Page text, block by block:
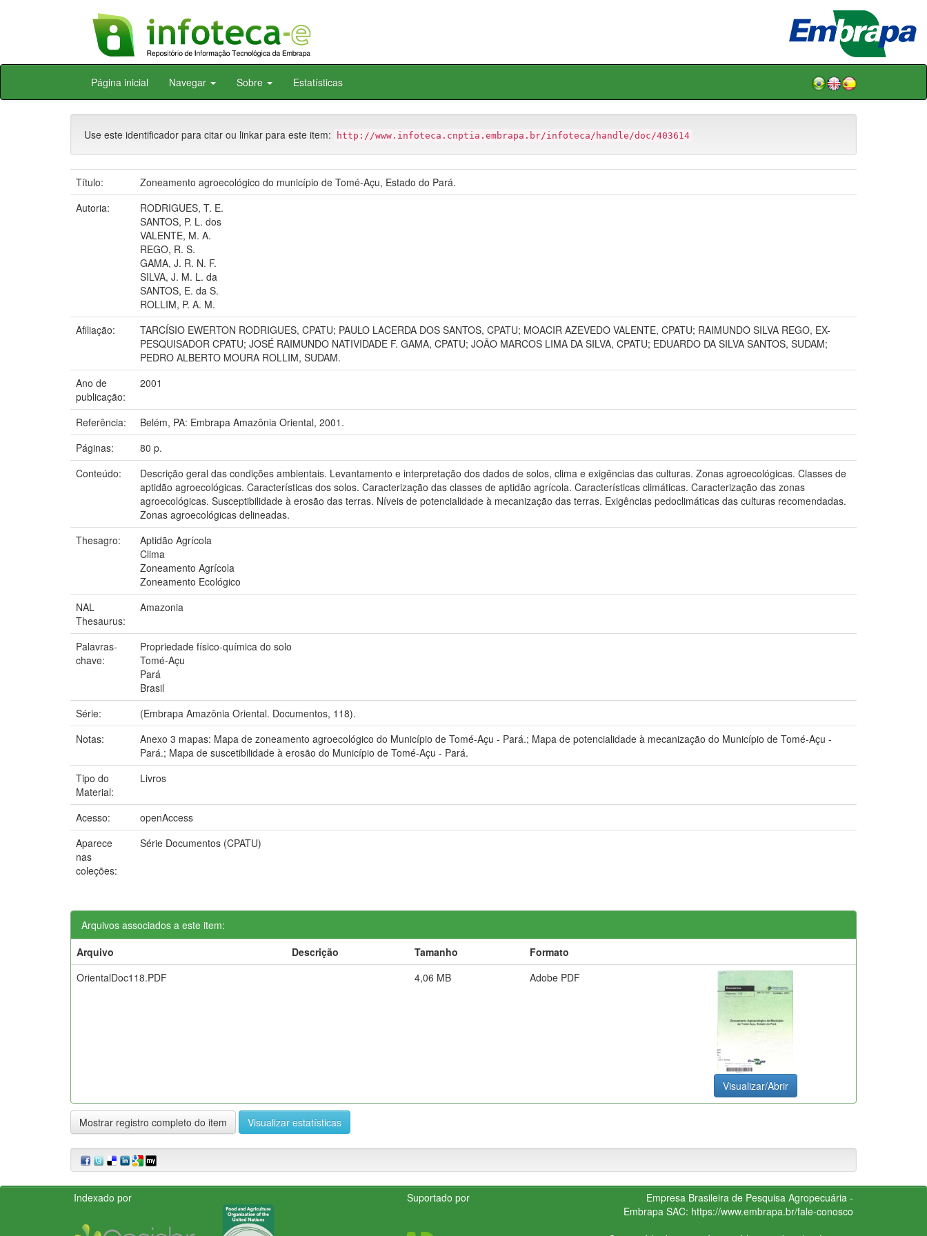
Skip
Página inicial Navegar Sobre Estatísticas
Use este identificador para citar ou linkar para este item: http://www.infoteca.cnptia.embrapa.br/infoteca/handle/doc/403614
Título:
Zoneamento agroecológico do município de Tomé-Açu, Estado do Pará.
Autoria:
RODRIGUES, T. E.
SANTOS, P. L. dos
VALENTE, M. A.
REGO, R. S.
GAMA, J. R. N. F.
SILVA, J. M. L. da
SANTOS, E. da S.
ROLLIM, P. A. M.
Afiliação:
TARCÍSIO EWERTON RODRIGUES, CPATU; PAULO LACERDA DOS SANTOS, CPATU; MOACIR AZEVEDO VALENTE, CPATU; RAIMUNDO SILVA REGO, EX-
PESQUISADOR CPATU; JOSÉ RAIMUNDO NATIVIDADE F. GAMA, CPATU; JOÃO MARCOS LIMA DA SILVA, CPATU; EDUARDO DA SILVA SANTOS, SUDAM;
PEDRO ALBERTO MOURA ROLLIM, SUDAM.
Ano de
publicação:
2001
Referência:
Belém, PA: Embrapa Amazônia Oriental, 2001.
Páginas:
80 p.
Conteúdo:
Descrição geral das condições ambientais. Levantamento e interpretação dos dados de solos, clima e exigências das culturas. Zonas agroecológicas. Classes de
aptidão agroecológicas. Características dos solos. Caracterização das classes de aptidão agrícola. Características climáticas. Caracterização das zonas
agroecológicas. Susceptibilidade à erosão das terras. Níveis de potencialidade à mecanização das terras. Exigências pedoclimáticas das culturas recomendadas.
Zonas agroecológicas delineadas.
Thesagro:
Aptidão Agrícola
Clima
Zoneamento Agrícola
Zoneamento Ecológico
NAL
Thesaurus:
Amazonia
Palavras-
chave:
Propriedade físico-química do solo
Tomé-Açu
Pará
Brasil
Série:
(Embrapa Amazônia Oriental. Documentos, 118).
Notas:
Anexo 3 mapas: Mapa de zoneamento agroecológico do Município de Tomé-Açu - Pará.; Mapa de potencialidade à mecanização do Município de Tomé-Açu -
Pará.; Mapa de suscetibilidade à erosão do Município de Tomé-Açu - Pará.
Tipo do
Material:
Livros
Acesso:
openAccess
Aparece
nas
coleções:
Série Documentos (CPATU)
Arquivos associados a este item:
Arquivo
Descrição Tamanho
Formato
OrientalDoc118.PDF
4,06 MB Adobe PDF
Visualizar/Abrir
Mostrar registro completo do item Visualizar estatísticas
Indexado por Suportado por
Empresa Brasileira de Pesquisa Agropecuária -
Embrapa SAC: https://www.embrapa.br/fale-conosco